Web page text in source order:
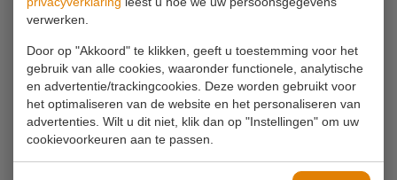
verwerken.
Door op "Akkoord" te klikken, geeft u toestemming voor het
gebruik van alle cookies, waaronder functionele, analytische
en advertentie/trackingcookies. Deze worden gebruikt voor
het optimaliseren van de website en het personaliseren van
advertenties. Wilt u dit niet, klik dan op "Instellingen" om uw
cookievoorkeuren aan te passen.
contact opnemen.
Bel ons
0180 63 16 54
Mail ons
info@koornmolen.nl